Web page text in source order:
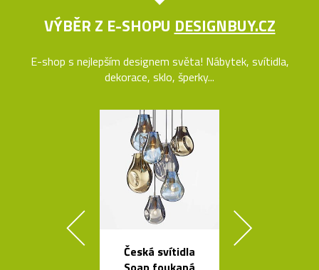
VÝBĚR Z E-SHOPU DESIGNBUY.CZ
E-shop s nejlepším designem světa! Nábytek, svítidla,
dekorace, sklo, šperky...
Česká svítidla